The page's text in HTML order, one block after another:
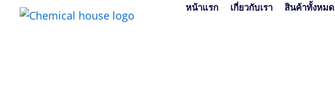
Skip
หน้าแรก เกี่ยวกับเรา สินค้าทั้งหมด